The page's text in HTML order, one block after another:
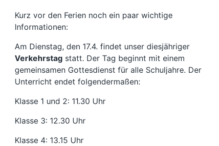
Kurz vor den Ferien noch ein paar wichtige
Informationen:
Am Dienstag, den 17.4. findet unser diesjähriger
Verkehrstag statt. Der Tag beginnt mit einem
gemeinsamen Gottesdienst für alle Schuljahre. Der
Unterricht endet folgendermaßen:
Klasse 1 und 2: 11.30 Uhr
Klasse 3: 12.30 Uhr
Klasse 4: 13.15 Uhr